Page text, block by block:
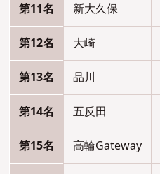
第11名 新大久保
第12名 大崎
第13名 品川
第14名 五反田
第15名 高輪Gateway